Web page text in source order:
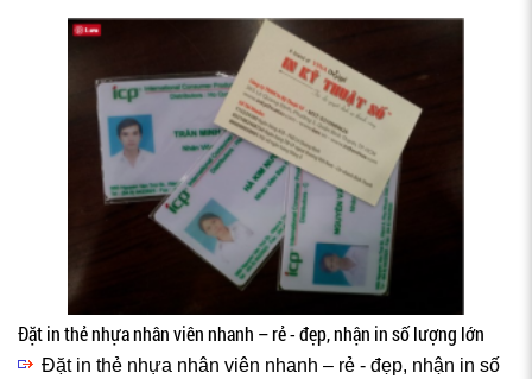
Đặt in thẻ nhựa nhân viên nhanh – rẻ - đẹp, nhận in số lượng lớn
Đặt in thẻ nhựa nhân viên nhanh – rẻ - đẹp, nhận in số